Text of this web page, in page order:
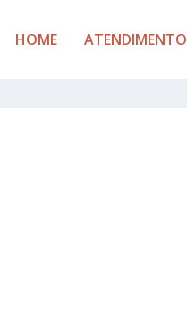
HOME ATENDIMENTO